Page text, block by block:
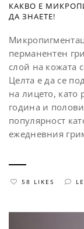
КАКВО Е
ДА ЗНАЕТЕ!
перманентен
слой на кожата
Целта е да се
на лицето, като
година и
популярност
ежедневния
58 LIKES